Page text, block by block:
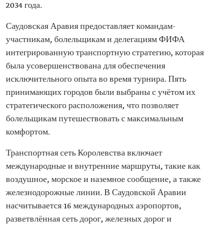
2034 года.
Саудовская Аравия предоставляет командам-
участникам, болельщикам и делегациям ФИФА
интегрированную транспортную стратегию, которая
была усовершенствована для обеспечения
исключительного опыта во время турнира. Пять
принимающих городов были выбраны с учётом их
стратегического расположения, что позволяет
болельщикам путешествовать с максимальным
комфортом.
Транспортная сеть Королевства включает
международные и внутренние маршруты, такие как
воздушное, морское и наземное сообщение, а также
железнодорожные линии. В Саудовской Аравии
насчитывается 16 международных аэропортов,
разветвлённая сеть дорог, железных дорог и